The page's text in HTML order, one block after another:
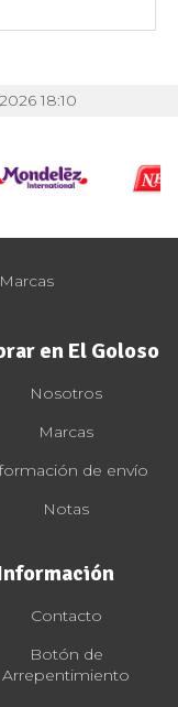
18:10
Marcas
en El Goloso
Nosotros
Marcas
de envío
Notas
Contacto
Botón de
Arrepentimiento